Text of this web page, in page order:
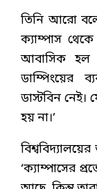
তিনি আরো
ক্যাম্পাস
আবাসিক হল
ডাম্পিংয়ের
ডাস্টবিন
হয় না।’
‘ক্যাম্পাসের